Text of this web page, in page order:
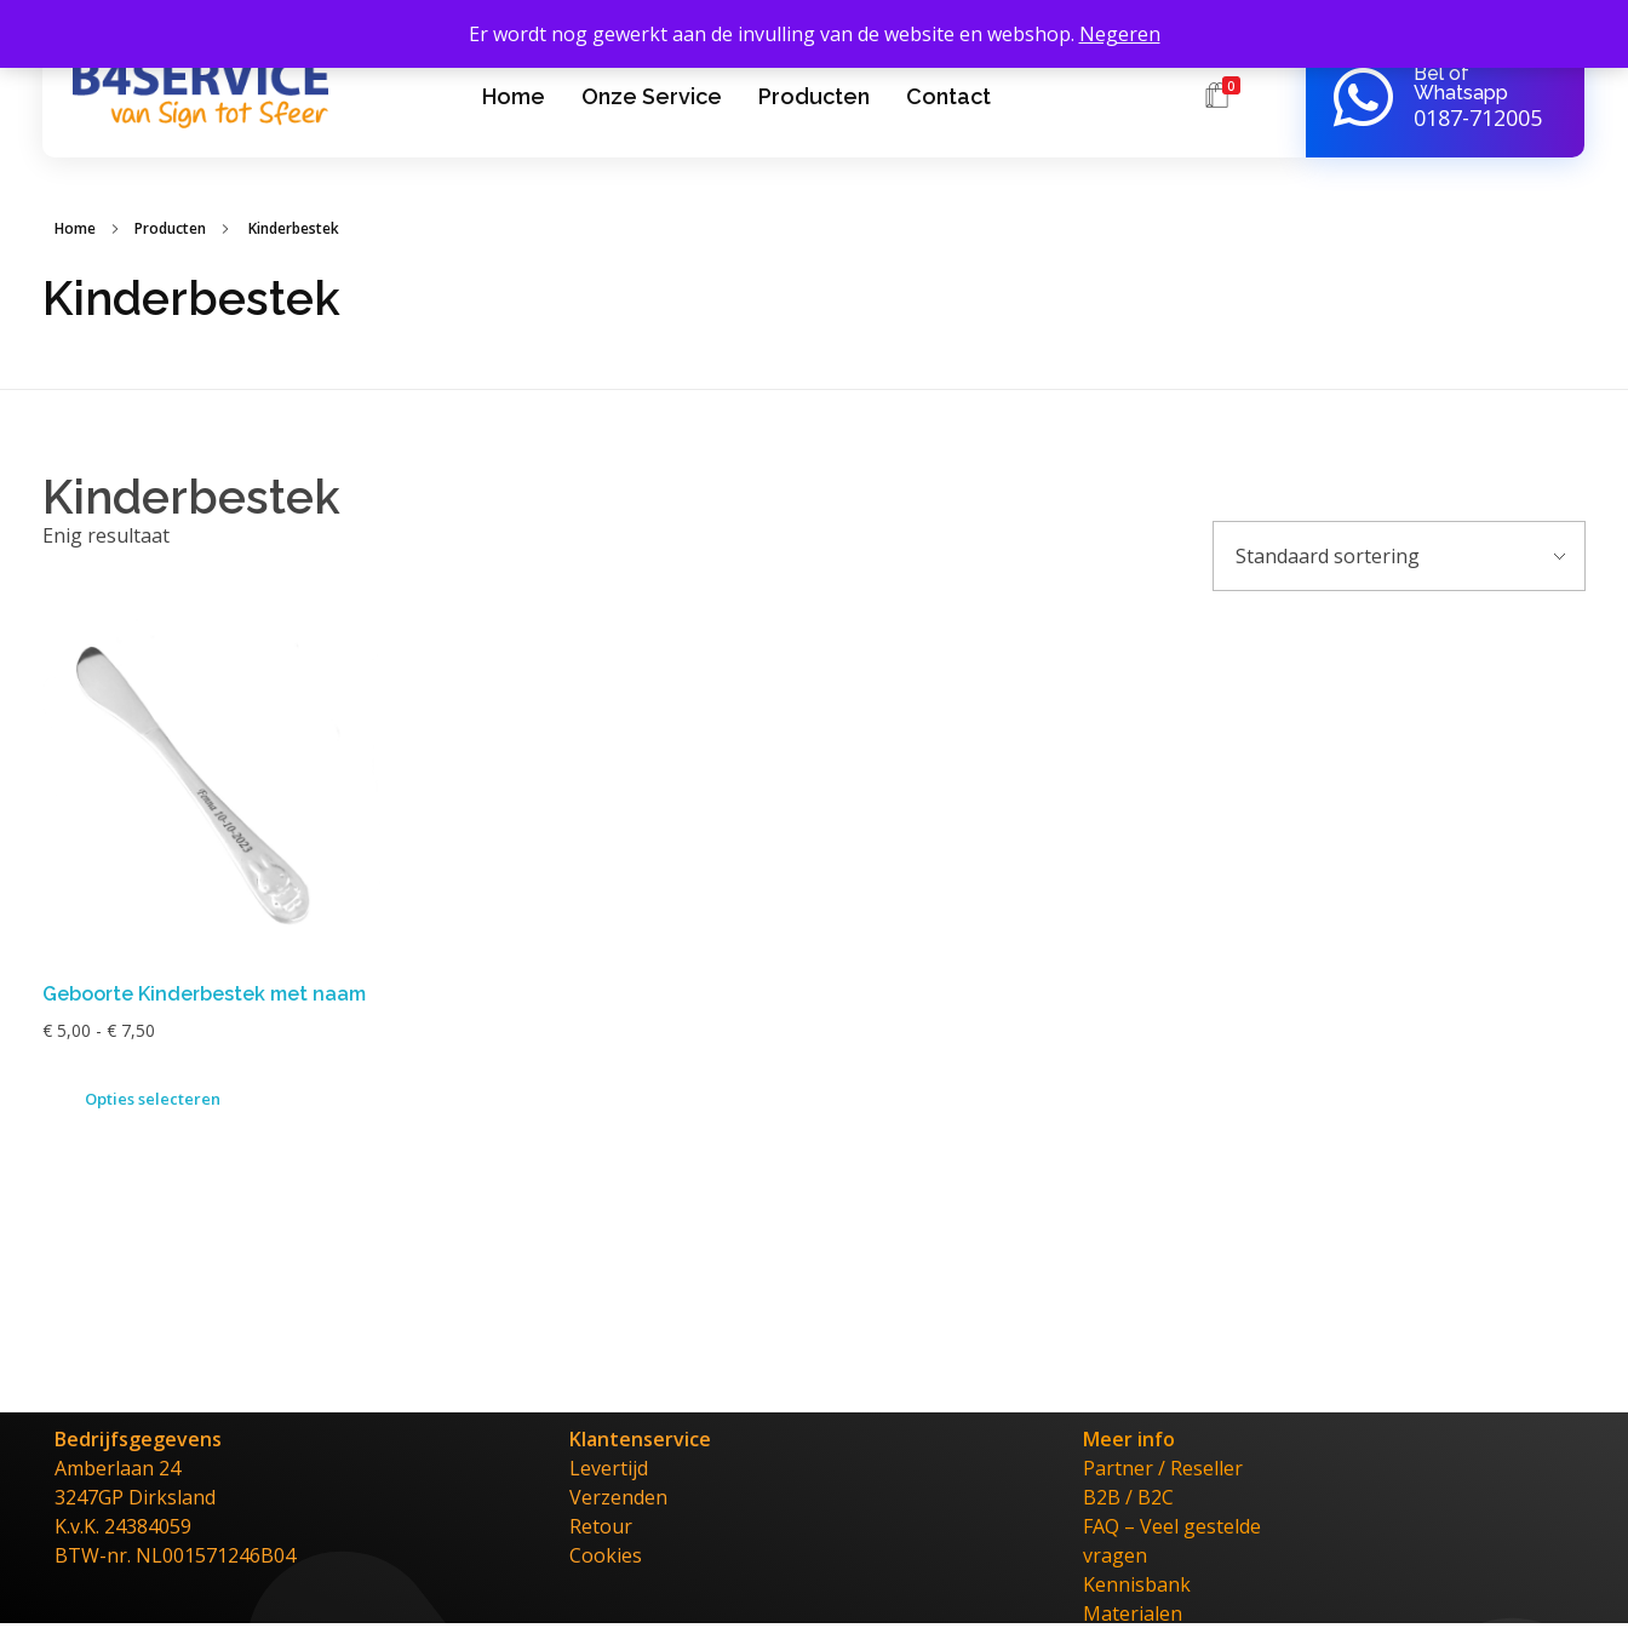
Er wordt nog gewerkt aan de invulling van de website en webshop. Negeren
Home Onze Service Producten Contact 0
Bel of
Whatsapp
0187-712005
Home Producten Kinderbestek
Kinderbestek
Kinderbestek
Enig resultaat
Geboorte Kinderbestek met naam
€ 5,00 - € 7,50
Opties selecteren
Bedrijfsgegevens
Amberlaan 24
3247GP Dirksland
K.v.K. 24384059
BTW-nr. NL001571246B04
Klantenservice
Levertijd
Verzenden
Retour
Cookies
Meer info
Partner / Reseller
B2B / B2C
FAQ – Veel gestelde
vragen
Kennisbank
Materialen